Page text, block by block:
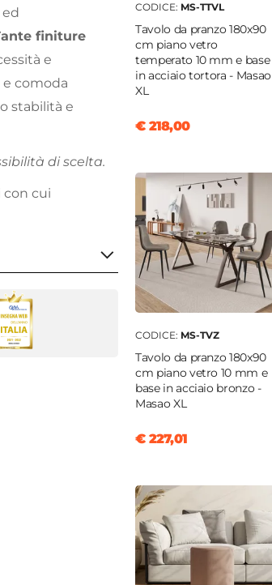
finiture
e
e comoda
stabilità e
di scelta.
con cui
CODICE: MS-TTVL
Tavolo da pranzo 180x90
cm piano vetro
temperato 10 mm e base
in acciaio tortora - Masao
XL
€ 218,00
CODICE: MS-TVZ
Tavolo da pranzo 180x90
cm piano vetro 10 mm e
base in acciaio bronzo -
Masao XL
€ 227,01